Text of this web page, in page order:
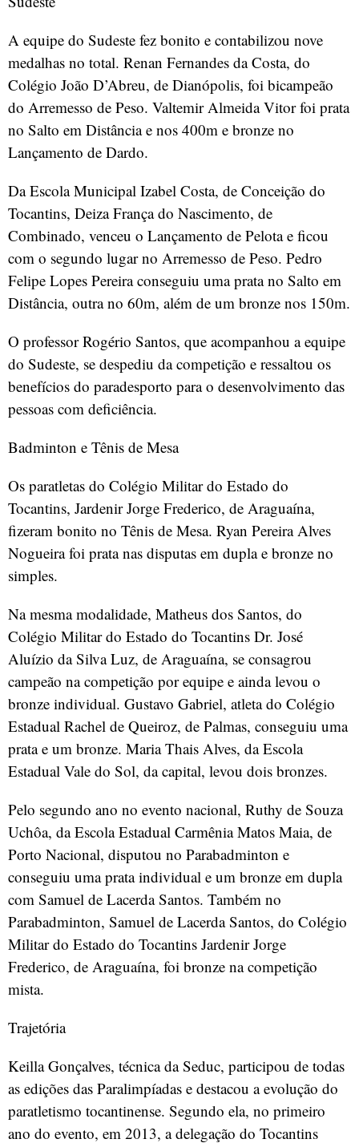
A equipe do Sudeste fez bonito e contabilizou nove
medalhas no total. Renan Fernandes da Costa, do
Colégio João D’Abreu, de Dianópolis, foi bicampeão
do Arremesso de Peso. Valtemir Almeida Vitor foi prata
no Salto em Distância e nos 400m e bronze no
Lançamento de Dardo.
Da Escola Municipal Izabel Costa, de Conceição do
Tocantins, Deiza França do Nascimento, de
Combinado, venceu o Lançamento de Pelota e ficou
com o segundo lugar no Arremesso de Peso. Pedro
Felipe Lopes Pereira conseguiu uma prata no Salto em
Distância, outra no 60m, além de um bronze nos 150m.
O professor Rogério Santos, que acompanhou a equipe
do Sudeste, se despediu da competição e ressaltou os
benefícios do paradesporto para o desenvolvimento das
pessoas com deficiência.
Badminton e Tênis de Mesa
Os paratletas do Colégio Militar do Estado do
Tocantins, Jardenir Jorge Frederico, de Araguaína,
fizeram bonito no Tênis de Mesa. Ryan Pereira Alves
Nogueira foi prata nas disputas em dupla e bronze no
simples.
Na mesma modalidade, Matheus dos Santos, do
Colégio Militar do Estado do Tocantins Dr. José
Aluízio da Silva Luz, de Araguaína, se consagrou
campeão na competição por equipe e ainda levou o
bronze individual. Gustavo Gabriel, atleta do Colégio
Estadual Rachel de Queiroz, de Palmas, conseguiu uma
prata e um bronze. Maria Thais Alves, da Escola
Estadual Vale do Sol, da capital, levou dois bronzes.
Pelo segundo ano no evento nacional, Ruthy de Souza
Uchôa, da Escola Estadual Carmênia Matos Maia, de
Porto Nacional, disputou no Parabadminton e
conseguiu uma prata individual e um bronze em dupla
com Samuel de Lacerda Santos. Também no
Parabadminton, Samuel de Lacerda Santos, do Colégio
Militar do Estado do Tocantins Jardenir Jorge
Frederico, de Araguaína, foi bronze na competição
mista.
Trajetória
Keilla Gonçalves, técnica da Seduc, participou de todas
as edições das Paralimpíadas e destacou a evolução do
paratletismo tocantinense. Segundo ela, no primeiro
ano do evento, em 2013, a delegação do Tocantins